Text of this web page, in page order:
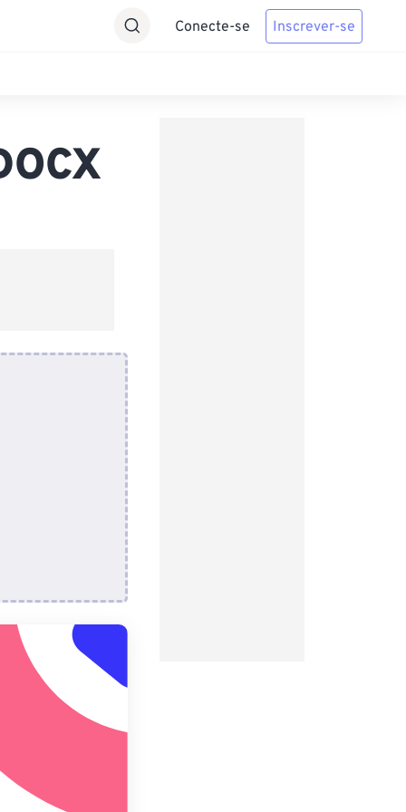
Conecte-se Inscrever-se